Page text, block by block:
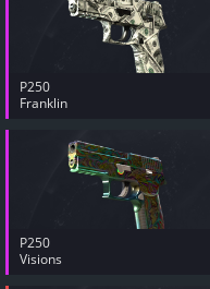
P250
Franklin
P250
Visions